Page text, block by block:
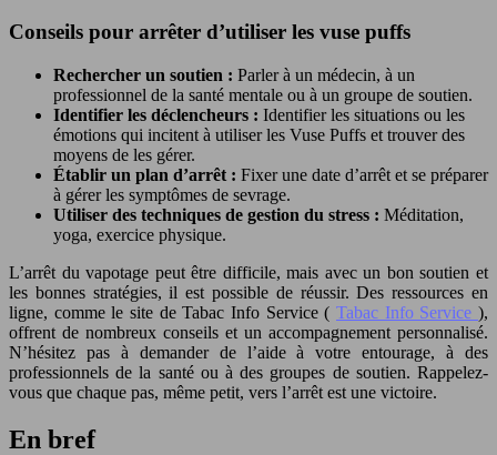
Conseils pour arrêter d’utiliser les vuse puffs
Rechercher un soutien : Parler à un médecin, à un
professionnel de la santé mentale ou à un groupe de soutien.
Identifier les déclencheurs : Identifier les situations ou les
émotions qui incitent à utiliser les Vuse Puffs et trouver des
moyens de les gérer.
Établir un plan d’arrêt : Fixer une date d’arrêt et se préparer
à gérer les symptômes de sevrage.
Utiliser des techniques de gestion du stress : Méditation,
yoga, exercice physique.
L’arrêt du vapotage peut être difficile, mais avec un bon soutien et
les bonnes stratégies, il est possible de réussir. Des ressources en
ligne, comme le site de Tabac Info Service ( Tabac Info Service ),
offrent de nombreux conseils et un accompagnement personnalisé.
N’hésitez pas à demander de l’aide à votre entourage, à des
professionnels de la santé ou à des groupes de soutien. Rappelez-
vous que chaque pas, même petit, vers l’arrêt est une victoire.
En bref